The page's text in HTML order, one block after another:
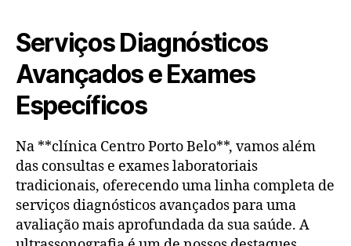
Serviços Diagnósticos
Avançados e Exames
Específicos
Na **clínica Centro Porto Belo**, vamos além
das consultas e exames laboratoriais
tradicionais, oferecendo uma linha completa de
serviços diagnósticos avançados para uma
avaliação mais aprofundada da sua saúde. A